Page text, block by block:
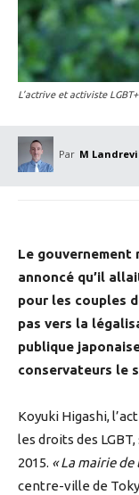
L’actrive et activiste
Par M
Le gouvernement
annoncé qu’il
pour les couples
pas vers la
publique
conservateurs le
Koyuki Higashi,
les droits des
2015. « La mairie
centre-ville de